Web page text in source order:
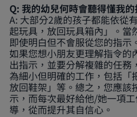
Q: 我的幼兒何時會聽得懂我的
A: 大部分2歲的孩子都能依從
起玩具，放回玩具箱內」。當
即使明白但不會服從您的指示
如果您想小朋友更理解指令的
出指示，並要分解複雜的任
為細小但明確的工作，包括「
放回鞋架」等。總之，您應該
示，而每次最好給他/她一項
導，從而提升其自信心。